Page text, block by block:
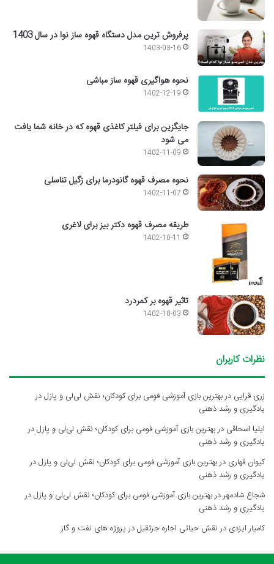
پرفروش ترین مدل دستگاه قهوه ساز نوا در سال 1403
1403-03-16
نحوه هواگیری قهوه ساز مباشی
1402-12-19
جایگزین برای فیلتر کاغذی قهوه که در خانه شما یافت
می شود
1402-11-09
نحوه مصرف قهوه گانودرما برای زگیل تناسلی
1402-11-07
طریقه مصرف قهوه دکتر بیز برای لاغری
1402-10-11
تاثیر قهوه بر کمردرد
1402-10-03
نظرات کاربران
زری قرایی دربهترین بازی آموزشی فومی برای کودکان؛ نقش لی‌لی و پازل در
یادگیری و رشد ذهنی
ایلیا اسحاقی دربهترین بازی آموزشی فومی برای کودکان؛ نقش لی‌لی و پازل در
یادگیری و رشد ذهنی
کیوان قهاری دربهترین بازی آموزشی فومی برای کودکان؛ نقش لی‌لی و پازل در
یادگیری و رشد ذهنی
شجاع شادمهردربهترین بازی آموزشی فومی برای کودکان؛ نقش لی‌لی و پازل در
یادگیری و رشد ذهنی
کامیار ایزدی درنقش حیاتی اجاره جرثقیل در پروژه های نفت و گاز